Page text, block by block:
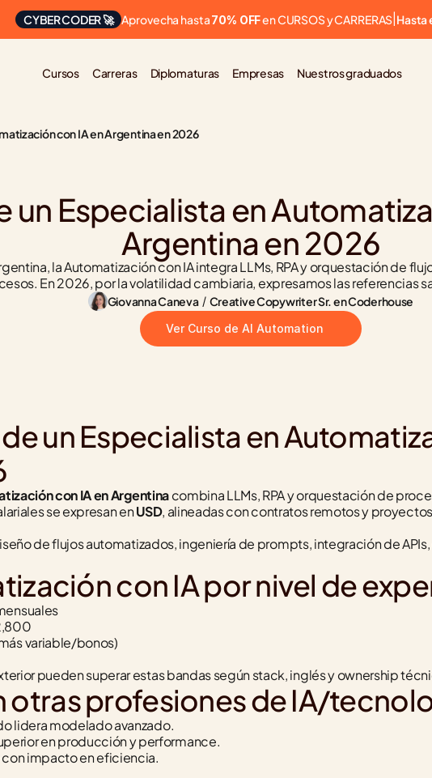
CYBER CODER 🚀 Aprovecha hasta 70% OFF en CURSOS y CARRERAS Hasta
Cursos Carreras Diplomaturas Empresas Nuestros graduados
con IA en Argentina en 2026
un Especialista en
Argentina en 2026
la Automatización con IA integra LLMs, RPA y orquestación de
En 2026, por la volatilidad cambiaria, expresamos las referencias
Giovanna Caneva / Creative Copywriter Sr. en Coderhouse
Ver Curso de AI Automation
un Especialista en
con IA en Argentina combina LLMs, RPA y orquestación de
se expresan en USD, alineadas con contratos remotos y
de flujos automatizados, ingeniería de prompts, integración de
con IA por nivel de
variable/bonos)
pueden superar estas bandas según stack, inglés y ownership
profesiones de IA/
lidera modelado avanzado.
en producción y performance.
con impacto en eficiencia.